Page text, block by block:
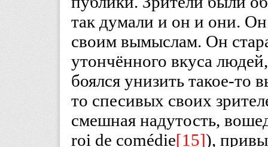
так думали и он и они.
своим вымыслам. Он
утончённого вкуса
боялся унизить такое-то
то спесивых своих
смешная надутость,
roi de comédie[15]),